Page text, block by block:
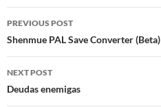
b
o
o
k
er di
t
es
t
e
Post
navigation
PREVIOUS POST
Shenmue PAL Save Converter (Beta)
NEXT POST
Deudas enemigas